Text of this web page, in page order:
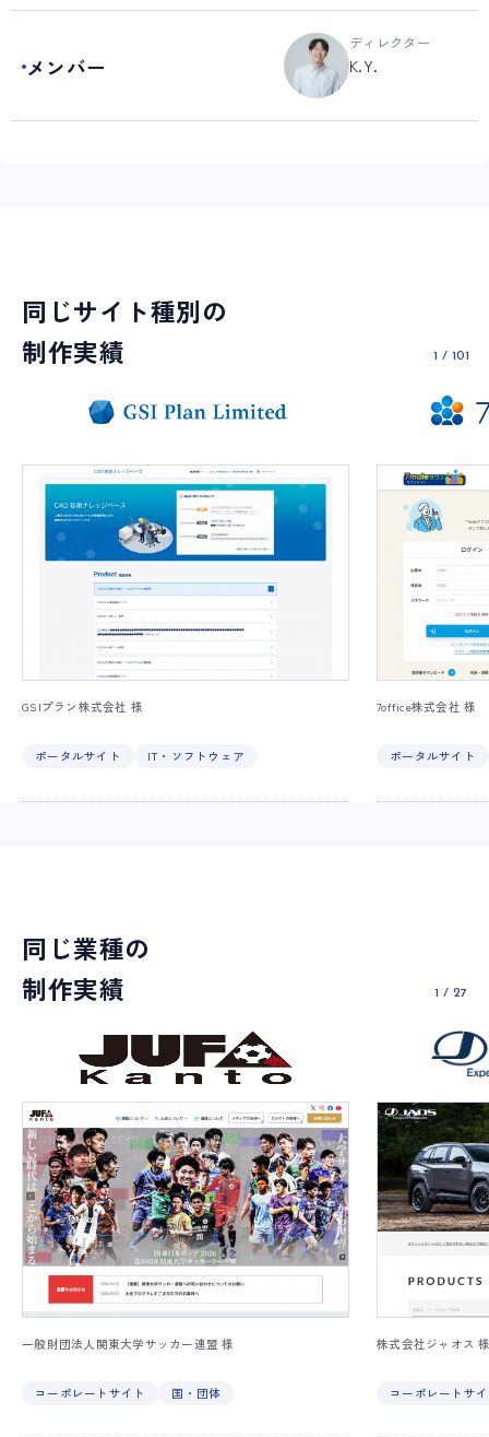
メンバー
ディレクター
K.Y.
同じサイト種別の
制作実績
1 / 101
GSIプラン株式会社 様
ポータルサイト IT・ソフトウェア
7office株式会社 様
ポータルサイト
同じ業種の
制作実績
1 / 27
一般財団法人関東大学サッカー連盟 様
コーポレートサイト 国・団体
株式会社ジャオス
コーポレートサ